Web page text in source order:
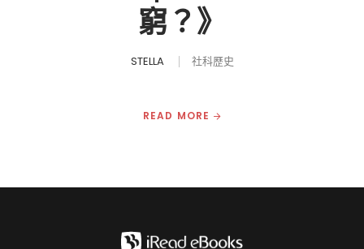
窮？》
STELLA 社科歷史
READ MORE